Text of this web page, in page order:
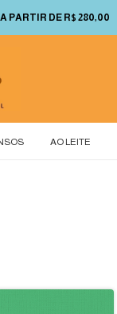
PARTIR DE R$ 280,00
AO LEITE